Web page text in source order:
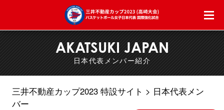
AKATSUKI JAPAN
日本代表メンバー紹介
三井不動産カップ2023 特設サイト
日本代表メン
バー